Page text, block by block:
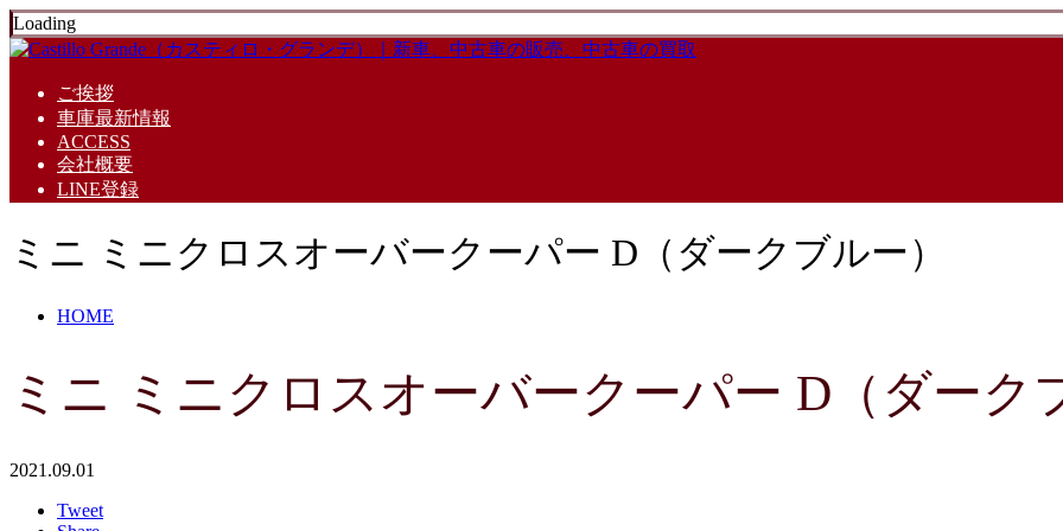
Loading
ご挨拶
車庫最新情報
ACCESS
会社概要
LINE登録
ミニ ミニクロスオーバークーパー D（ダークブルー）
HOME
ミニ ミニクロスオーバークーパー D（ダーク
2021.09.01
Tweet